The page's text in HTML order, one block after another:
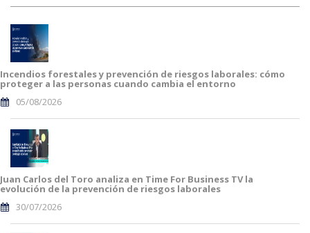
Incendios forestales y prevención de riesgos laborales: cómo
proteger a las personas cuando cambia el entorno
05/08/2026
Juan Carlos del Toro analiza en Time For Business TV la
evolución de la prevención de riesgos laborales
30/07/2026